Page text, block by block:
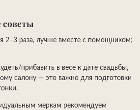
советы
2–3 раза, лучше вместе с помощником;
прибавить в весе к дате свадьбы,
салону — это важно для подготовки
меркам рекомендуем